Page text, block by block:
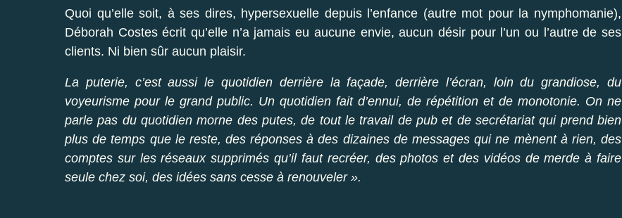
Quoi qu’elle soit, à ses dires, hypersexuelle depuis l’enfance (autre mot pour la nymphomanie),
Déborah Costes écrit qu’elle n’a jamais eu aucune envie, aucun désir pour l’un ou l’autre de ses
clients. Ni bien sûr aucun plaisir.
La puterie, c’est aussi le quotidien derrière la façade, derrière l’écran, loin du grandiose, du
voyeurisme pour le grand public. Un quotidien fait d’ennui, de répétition et de monotonie. On ne
parle pas du quotidien morne des putes, de tout le travail de pub et de secrétariat qui prend bien
plus de temps que le reste, des réponses à des dizaines de messages qui ne mènent à rien, des
comptes sur les réseaux supprimés qu’il faut recréer, des photos et des vidéos de merde à faire
seule chez soi, des idées sans cesse à renouveler ».